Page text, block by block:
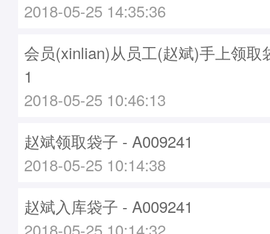
2018-05-25 14:35:36
会员(xinlian)从员工(赵斌)手上领取
1
2018-05-25 10:46:13
赵斌领取袋子 - A009241
2018-05-25 10:14:38
赵斌入库袋子 - A009241
2018-05-25 10:14:32